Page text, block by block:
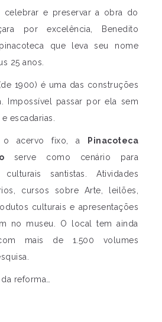
celebrar e preservar a obra do
por excelência, Benedito
que leva seu nome
25 anos.
1900) é uma das construções
Impossível passar por ela sem
escadarias.
o acervo fixo, a
Pinacoteca
serve como cenário para
santistas. Atividades
cursos sobre Arte, leilões,
culturais e apresentações
no museu. O local tem ainda
mais de 1.500 volumes
reforma…